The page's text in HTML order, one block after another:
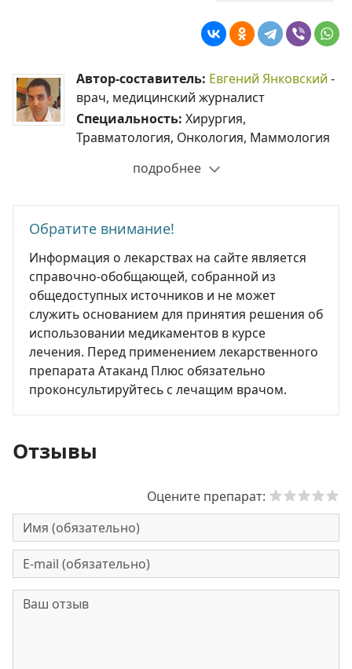
Автор-составитель: Евгений Янковский -
врач, медицинский журналист
Специальность: Хирургия,
Травматология, Онкология, Маммология
подробнее
Обратите внимание!
Информация о лекарствах на сайте является
справочно-обобщающей, собранной из
общедоступных источников и не может
служить основанием для принятия решения об
использовании медикаментов в курсе
лечения. Перед применением лекарственного
препарата Атаканд Плюс обязательно
проконсультируйтесь с лечащим врачом.
Отзывы
Оцените препарат: